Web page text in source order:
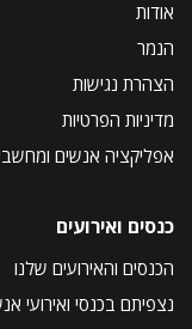
אודות
הנמר
הצהרת נגישות
מדיניות הפרטיות
אפליקציה אנשים
כנסים ואירועים
הכנסים והאירועים שלנו
נצפיתם בכנסי ואירועי